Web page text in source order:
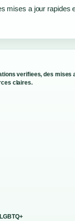
mises a jour rapides
verifiees, des mises
claires.